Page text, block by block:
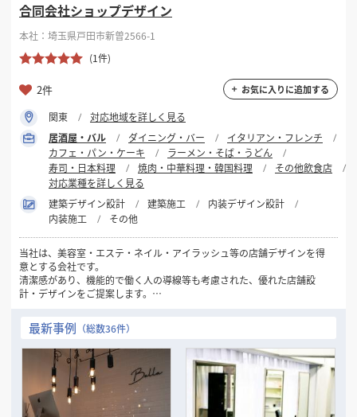
合同会社ショップデザイン
本社：埼玉県戸田市新曽2566-1
(1件)
2件 お気に入りに追加する
関東
対応地域を詳しく見る
居酒屋・バル
ダイニング・バー
イタリアン・フレンチ
カフェ・パン・ケーキ
ラーメン・そば・うどん
寿司・日本料理
焼肉・中華料理・韓国料理
その他飲食店
対応業種を詳しく見る
建築デザイン設計
建築施工
内装デザイン設計
内装施工
その他
当社は、美容室・エステ・ネイル・アイラッシュ等の店舗デザインを得
意とする会社です。
清潔感があり、機能的で働く人の導線等も考慮された、優れた店舗設
計・デザインをご提案します。
い！
最新事例 （総数36件）